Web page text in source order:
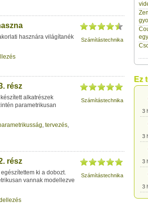
hasznára világítanék
Számítástechnika
rész
alkatrészek
parametrikusan
, tervezés,
Számítástechnika
rész
ki a dobozt.
vannak modellezve
Számítástechnika
Ez
3
3
3
3
3
3
3
3